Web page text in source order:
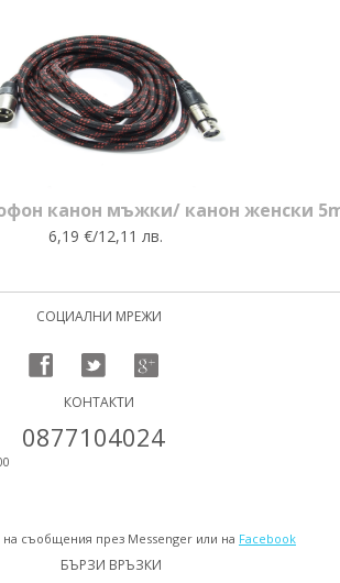
канон мъжки/ канон женски
6,19 €/12,11 лв.
СОЦИАЛНИ МРЕЖИ
КОНТАКТИ
0877104024
на съобщения през Messenger или на Facebook
БЪРЗИ ВРЪЗКИ